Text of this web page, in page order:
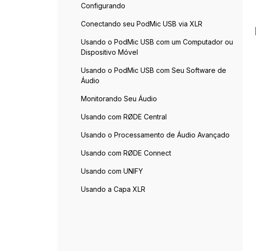
Configurando
Conectando seu PodMic USB via XLR
Usando o PodMic USB com um Computador ou
Dispositivo Móvel
Usando o PodMic USB com Seu Software de
Áudio
Monitorando Seu Áudio
Usando com RØDE Central
Usando o Processamento de Áudio Avançado
Usando com RØDE Connect
Usando com UNIFY
Usando a Capa XLR